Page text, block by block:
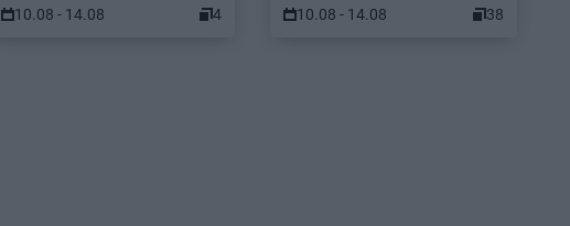
10.08 - 14.08 4 10.08 - 14.08 38